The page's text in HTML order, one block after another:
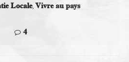
Locale,Vivre au pays
4